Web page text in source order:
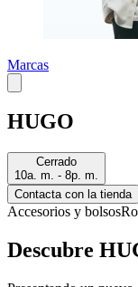
Marcas
HUGO
Cerrado
10a. m. - 8p. m.
Contacta con la tienda
Accesorios y bolsos
Descubre